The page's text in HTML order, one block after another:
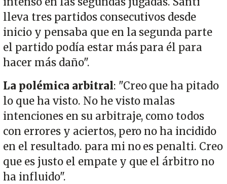
lleva tres partidos consecutivos desde
inicio y pensaba que en la segunda parte
el partido podía estar más para él para
hacer más daño".
La polémica arbitral: "Creo que ha pitado
lo que ha visto. No he visto malas
intenciones en su arbitraje, como todos
con errores y aciertos, pero no ha incidido
en el resultado. para mi no es penalti. Creo
que es justo el empate y que el árbitro no
ha influido".